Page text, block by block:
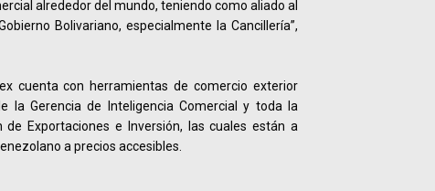
alrededor del mundo, teniendo como aliado al
Bolivariano, especialmente la Cancillería”,
cuenta con herramientas de comercio exterior
la Gerencia de Inteligencia Comercial y toda la
de Exportaciones e Inversión, las cuales están a
a precios accesibles.